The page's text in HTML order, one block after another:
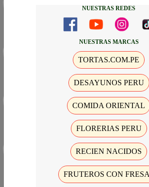
NUESTRAS REDES
NUESTRAS MARCAS
TORTAS.COM.PE
DESAYUNOS PERU
COMIDA ORIENTAL
FLORERIAS PERU
RECIEN NACIDOS
FRUTEROS CON